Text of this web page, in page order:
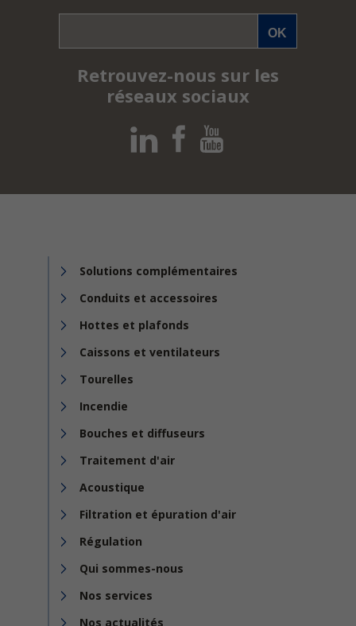
Retrouvez-nous sur les
réseaux sociaux
Solutions complémentaires
Conduits et accessoires
Hottes et plafonds
Caissons et ventilateurs
Tourelles
Incendie
Bouches et diffuseurs
Traitement d'air
Acoustique
Filtration et épuration d'air
Régulation
Qui sommes-nous
Nos services
Nos actualités